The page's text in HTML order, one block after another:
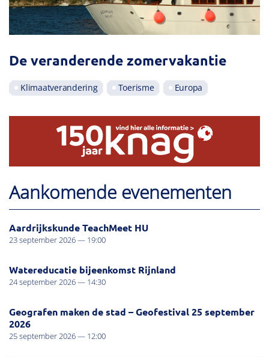
De veranderende zomervakantie
Klimaatverandering Toerisme Europa
Aankomende evenementen
Aardrijkskunde TeachMeet HU
23 september 2026 — 19:00
Watereducatie bijeenkomst Rijnland
24 september 2026 — 14:30
Geografen maken de stad – Geofestival 25 september
2026
25 september 2026 — 12:00